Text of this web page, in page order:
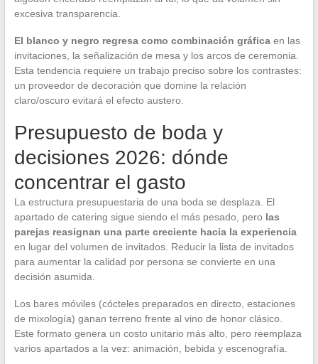
excesiva transparencia.
El blanco y negro regresa como combinación gráficaen las
invitaciones, la señalización de mesa y los arcos de ceremonia.
Esta tendencia requiere un trabajo preciso sobre los contrastes:
un proveedor de decoración que domine la relación
claro/oscuro evitará el efecto austero.
Presupuesto de boda y
decisiones 2026: dónde
concentrar el gasto
La estructura presupuestaria de una boda se desplaza. El
apartado de catering sigue siendo el más pesado, pero las
parejas reasignan una parte creciente hacia la experiencia
en lugar del volumen de invitados. Reducir la lista de invitados
para aumentar la calidad por persona se convierte en una
decisión asumida.
Los bares móviles (cócteles preparados en directo, estaciones
de mixología) ganan terreno frente al vino de honor clásico.
Este formato genera un costo unitario más alto, pero reemplaza
varios apartados a la vez: animación, bebida y escenografía.